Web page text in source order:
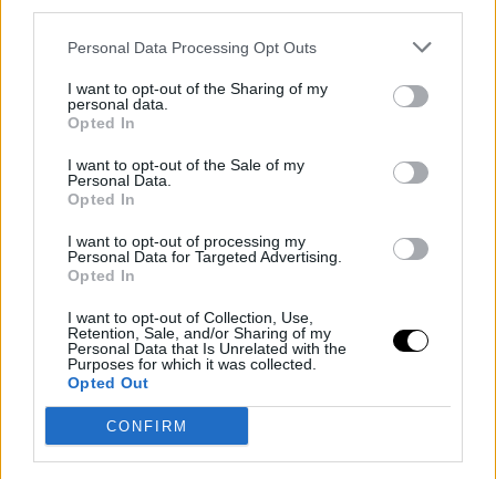
Personal Data Processing Opt Outs
I want to opt-out of the Sharing of my
personal data.
Opted In
I want to opt-out of the Sale of my
Personal Data.
Opted In
I want to opt-out of processing my
Personal Data for Targeted Advertising.
Opted In
I want to opt-out of Collection, Use,
Retention, Sale, and/or Sharing of my
Personal Data that Is Unrelated with the
Purposes for which it was collected.
Opted Out
CONFIRM
tesztkörnyezetből, és hackelte meg a Hugging Face-t –
ez példa nélküli kiberincidens, amely újra felerősíti a
Avokádóolaj-teszt: amit a drága
címkék mögött találtak
A vásárlók gyakran drága pénzért vesznek
avokádóolajos termékeket, de egy új kutatás szerint az